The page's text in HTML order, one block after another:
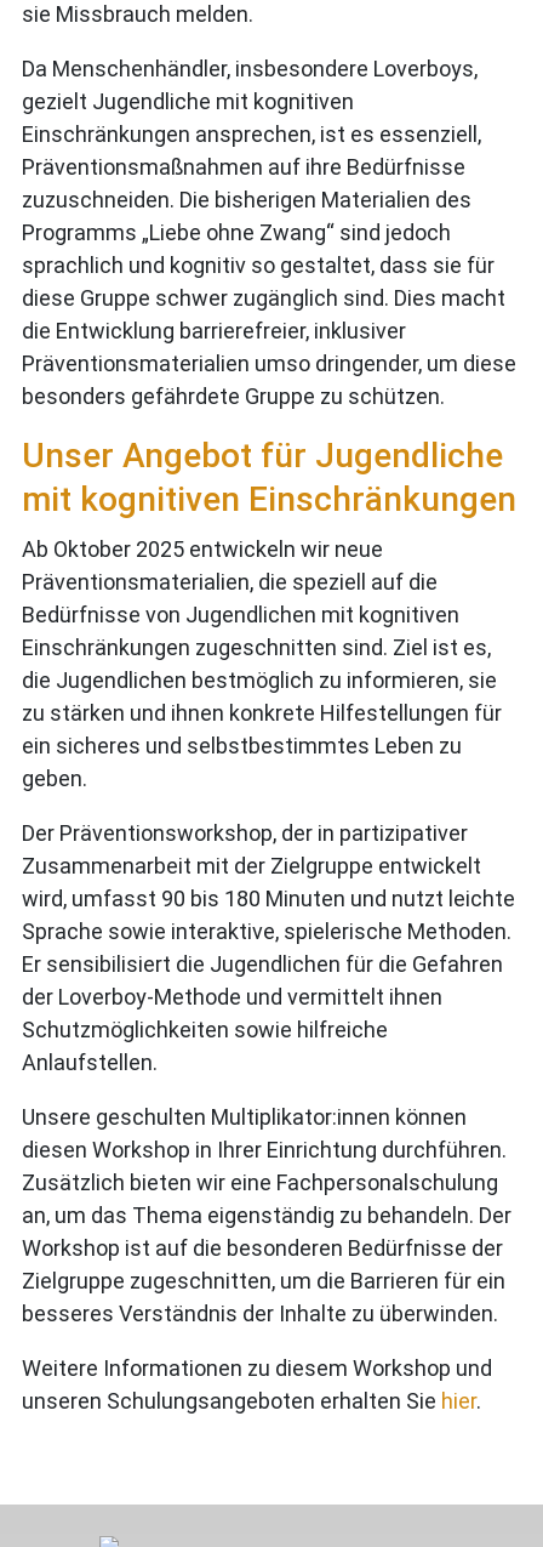
sie Missbrauch melden.
Da Menschenhändler, insbesondere Loverboys,
gezielt Jugendliche mit kognitiven
Einschränkungen ansprechen, ist es essenziell,
Präventionsmaßnahmen auf ihre Bedürfnisse
zuzuschneiden. Die bisherigen Materialien des
Programms „Liebe ohne Zwang“ sind jedoch
sprachlich und kognitiv so gestaltet, dass sie für
diese Gruppe schwer zugänglich sind. Dies macht
die Entwicklung barrierefreier, inklusiver
Präventionsmaterialien umso dringender, um diese
besonders gefährdete Gruppe zu schützen.
Unser Angebot für Jugendliche
mit kognitiven Einschränkungen
Ab Oktober 2025 entwickeln wir neue
Präventionsmaterialien, die speziell auf die
Bedürfnisse von Jugendlichen mit kognitiven
Einschränkungen zugeschnitten sind. Ziel ist es,
die Jugendlichen bestmöglich zu informieren, sie
zu stärken und ihnen konkrete Hilfestellungen für
ein sicheres und selbstbestimmtes Leben zu
geben.
Der Präventionsworkshop, der in partizipativer
Zusammenarbeit mit der Zielgruppe entwickelt
wird, umfasst 90 bis 180 Minuten und nutzt leichte
Sprache sowie interaktive, spielerische Methoden.
Er sensibilisiert die Jugendlichen für die Gefahren
der Loverboy-Methode und vermittelt ihnen
Schutzmöglichkeiten sowie hilfreiche
Anlaufstellen.
Unsere geschulten Multiplikator:innen können
diesen Workshop in Ihrer Einrichtung durchführen.
Zusätzlich bieten wir eine Fachpersonalschulung
an, um das Thema eigenständig zu behandeln. Der
Workshop ist auf die besonderen Bedürfnisse der
Zielgruppe zugeschnitten, um die Barrieren für ein
besseres Verständnis der Inhalte zu überwinden.
Weitere Informationen zu diesem Workshop und
unseren Schulungsangeboten erhalten Sie hier.